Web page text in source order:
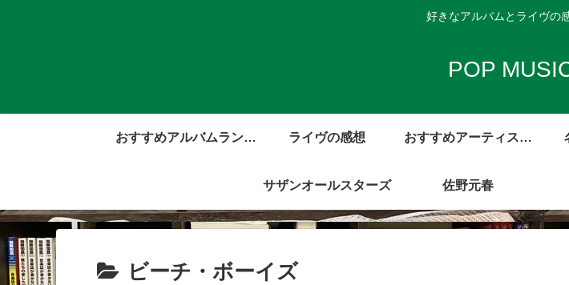
好きなアルバムとライヴの
POP
おすすめアルバムランキ ライヴの感想 おすすめアーティスト
アルバム・レビュー集
サザンオールスターズ 佐野元春
ビーチ・ボーイズ